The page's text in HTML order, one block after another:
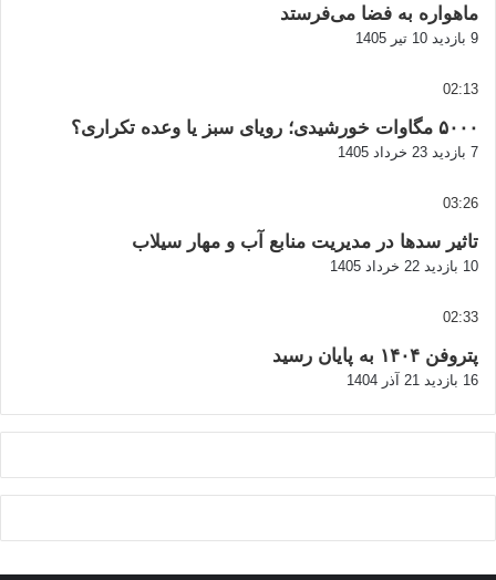
ماهواره به فضا می‌فرستد
9 بازدید 10 تیر 1405
02:13
۵۰۰۰ مگاوات خورشیدی؛ رویای سبز یا وعده تکراری؟
7 بازدید 23 خرداد 1405
03:26
تاثیر سدها در مدیریت منابع آب و مهار سیلاب
10 بازدید 22 خرداد 1405
02:33
پتروفن ۱۴۰۴ به پایان رسید
16 بازدید 21 آذر 1404